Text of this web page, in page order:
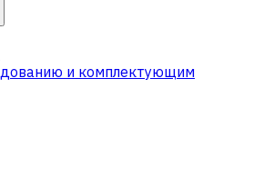
и комплектующим